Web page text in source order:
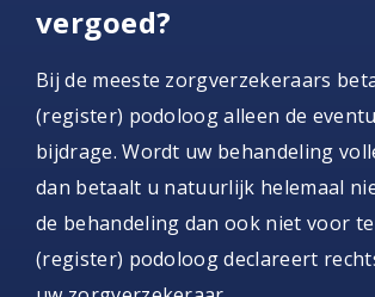
vergoed?
Bij de meeste zorgverzekeraars
(register) podoloog alleen de
bijdrage. Wordt uw behandeling
dan betaalt u natuurlijk helemaal
de behandeling dan ook niet voor
(register) podoloog declareert